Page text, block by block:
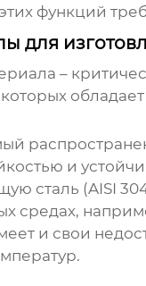
функций
для
–
и
сталь (AISI
средах,
и свои